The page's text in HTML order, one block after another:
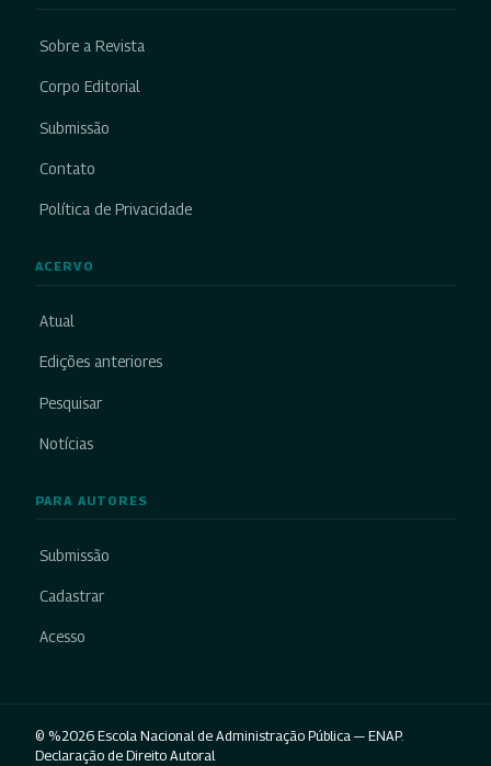
Sobre a Revista
Corpo Editorial
Submissão
Contato
Política de Privacidade
ACERVO
Atual
Edições anteriores
Pesquisar
Notícias
PARA AUTORES
Submissão
Cadastrar
Acesso
© %2026 Escola Nacional de Administração Pública — ENAP.
Declaração de Direito Autoral